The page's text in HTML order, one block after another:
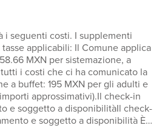
i seguenti costi. I supplementi
applicabili: Il Comune applica
MXN per sistemazione, a
a buffet: 195 MXN per gli adulti e
approssimativi).Il check-in
e soggetto a disponibilitàIl check-
e soggetto a disponibilità È